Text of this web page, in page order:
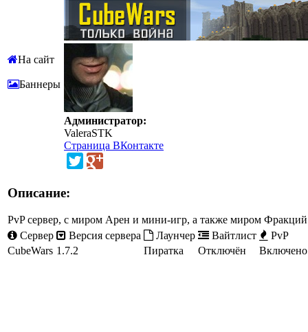
На сайт
Баннеры
Администратор:
ValeraSTK
Страница ВКонтакте
Описание:
PvP сервер, с миром Арен и мини-игр, а также миром
Сервер
Версия сервера Лаунчер Вайтлист
PvP
CubeWars 1.7.2 Пиратка Отключён Включено